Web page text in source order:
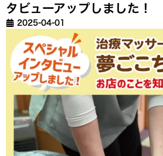
タビューアップしました！
2025-04-01